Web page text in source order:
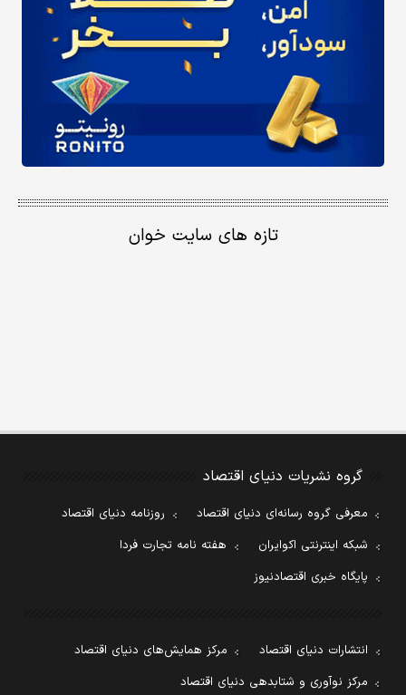
تازه های سایت خوان
گروه نشریات دنیای اقتصاد
معرفی گروه رسانه‌ای دنیای اقتصاد
روزنامه دنیای اقتصاد
شبکه اینترنتی اکوایران
هفته نامه تجارت فردا
پایگاه خبری اقتصادنیوز
انتشارات دنیای اقتصاد
مرکز همایش‌های دنیای اقتصاد
مرکز نوآوری و شتابدهی دنیای اقتصاد